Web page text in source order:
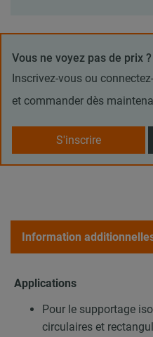
Vous ne voyez pas de prix ?
Inscrivez-vous ou
et commander dès
S'inscrire
Information
Applications
Pour le supportage
circulaires et